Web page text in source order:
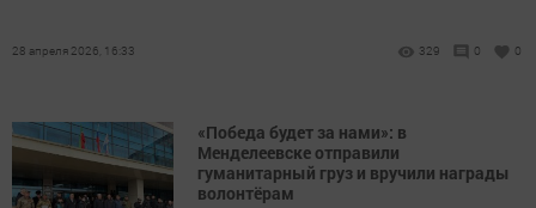
28 апреля 2026, 16:33 329 0 0
«Победа будет за нами»: в
Менделеевске отправили
гуманитарный груз и вручили награды
волонтёрам